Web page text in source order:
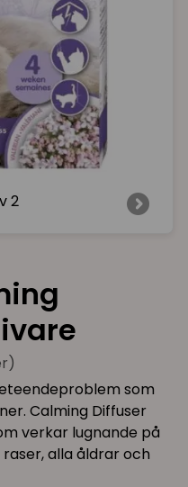
2
som
Calming Diffuser
verkar lugnande på
alla åldrar och